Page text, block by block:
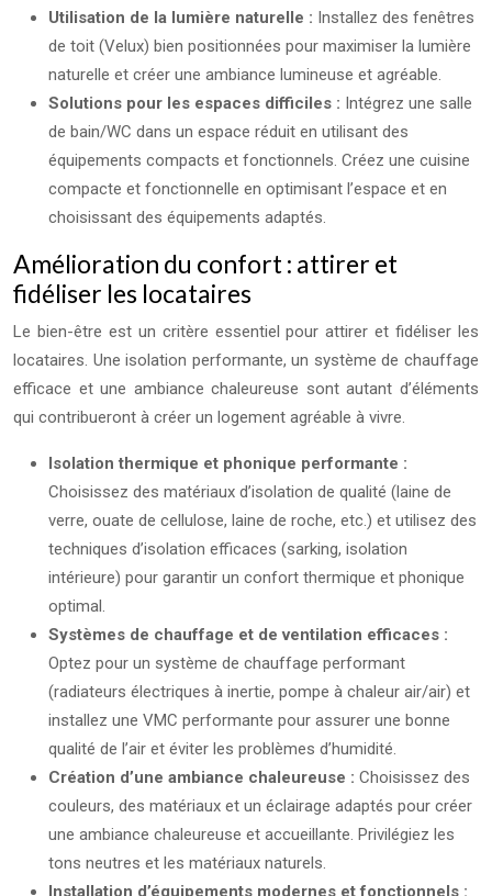
Utilisation de la lumière naturelle : Installez des fenêtres
de toit (Velux) bien positionnées pour maximiser la lumière
naturelle et créer une ambiance lumineuse et agréable.
Solutions pour les espaces difficiles : Intégrez une salle
de bain/WC dans un espace réduit en utilisant des
équipements compacts et fonctionnels. Créez une cuisine
compacte et fonctionnelle en optimisant l’espace et en
choisissant des équipements adaptés.
Amélioration du confort : attirer et
fidéliser les locataires
Le bien-être est un critère essentiel pour attirer et fidéliser les
locataires. Une isolation performante, un système de chauffage
efficace et une ambiance chaleureuse sont autant d’éléments
qui contribueront à créer un logement agréable à vivre.
Isolation thermique et phonique performante :
Choisissez des matériaux d’isolation de qualité (laine de
verre, ouate de cellulose, laine de roche, etc.) et utilisez des
techniques d’isolation efficaces (sarking, isolation
intérieure) pour garantir un confort thermique et phonique
optimal.
Systèmes de chauffage et de ventilation efficaces :
Optez pour un système de chauffage performant
(radiateurs électriques à inertie, pompe à chaleur air/air) et
installez une VMC performante pour assurer une bonne
qualité de l’air et éviter les problèmes d’humidité.
Création d’une ambiance chaleureuse : Choisissez des
couleurs, des matériaux et un éclairage adaptés pour créer
une ambiance chaleureuse et accueillante. Privilégiez les
tons neutres et les matériaux naturels.
Installation d’équipements modernes et fonctionnels :